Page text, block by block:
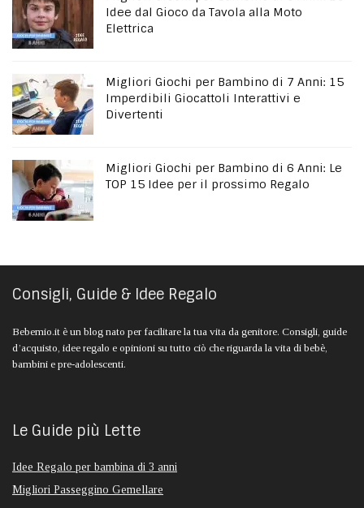
Idee dal Gioco da Tavola alla Moto
Elettrica
Migliori Giochi per Bambino di 7 Anni: 15
Imperdibili Giocattoli Interattivi e
Divertenti
Migliori Giochi per Bambino di 6 Anni: Le
TOP 15 Idee per il prossimo Regalo
Consigli, Guide & Idee Regalo
Bebemio.it è un blog nato per facilitare la tua vita da genitore. Consigli, guide
d’acquisto, idee regalo e opinioni su tutto ciò che riguarda la vita di bebè,
bambini e pre-adolescenti.
Le Guide più Lette
Idee Regalo per bambina di 3 anni
Migliori Passeggino Gemellare